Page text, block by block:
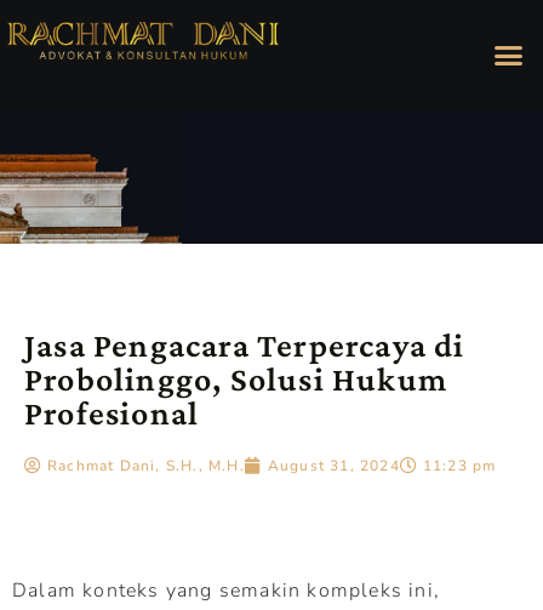
Jasa Pengacara Terpercaya di
Probolinggo, Solusi Hukum
Profesional
Rachmat Dani, S.H., M.H. August 31, 2024 11:23 pm
Dalam konteks yang semakin kompleks ini,